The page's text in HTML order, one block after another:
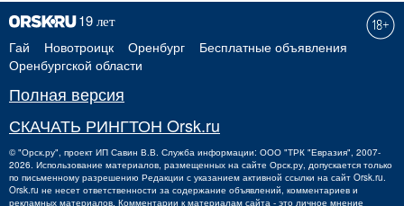
Гай Новотроицк Оренбург
Бесплатные объявления
Оренбургской области
Полная версия
СКАЧАТЬ РИНГТОН Orsk.ru
©"Орск.ру" , проект ИП Савин В.В. Служба информации: ООО "ТРК "Евразия", 2007-
2026. Использование материалов, размещенных на сайте Орск.ру, допускается только
по письменному разрешению Редакции с указанием активной ссылки на сайт Orsk.ru.
Orsk.ru не несет ответственности за содержание объявлений, комментариев и
рекламных материалов. Комментарии к материалам сайта - это личное мнение